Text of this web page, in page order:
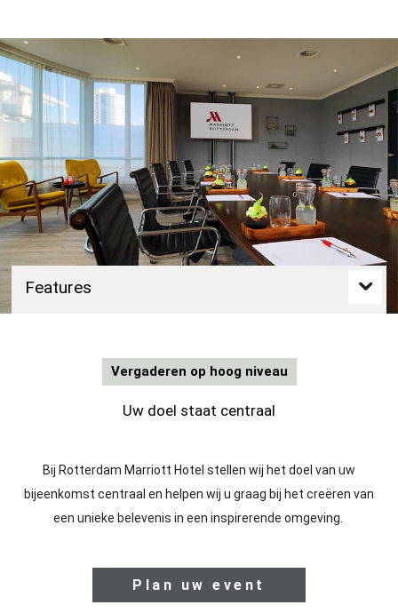
Features
Vergaderen op hoog niveau
Uw doel staat centraal
Bij Rotterdam Marriott Hotel stellen wij het doel van uw
bijeenkomst centraal en helpen wij u graag bij het creëren van
een unieke belevenis in een inspirerende omgeving.
Plan uw event
l